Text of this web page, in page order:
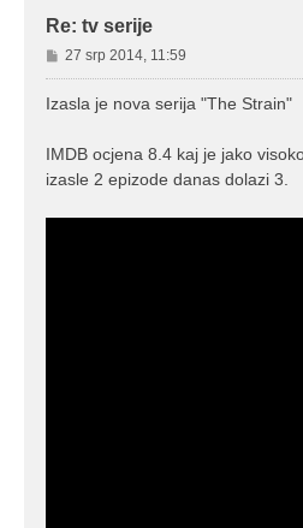
Re: tv serije
P
o
s
27 srp 2014, 11:59
Izasla je nova serija "The Strain"
IMDB ocjena 8.4 kaj je jako
izasle 2 epizode danas dolazi 3.